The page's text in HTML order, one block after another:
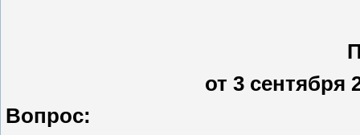
от 3 сентября
Вопрос: